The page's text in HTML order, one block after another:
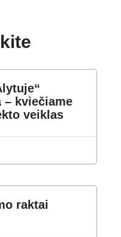
– kviečiame
veiklas
raktai